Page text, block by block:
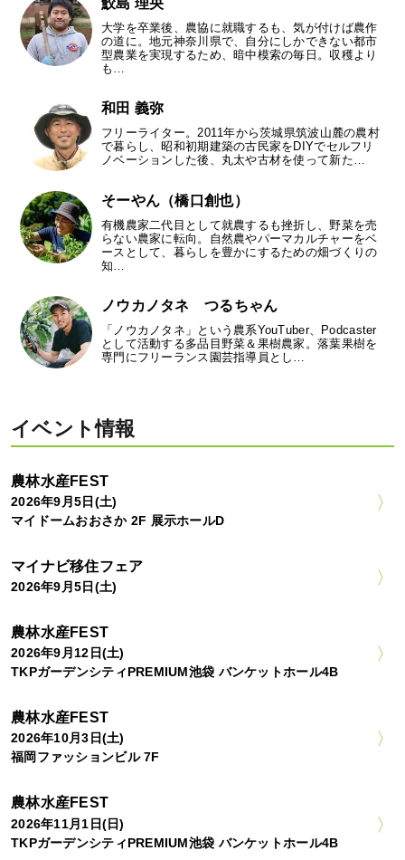
大学を卒業後、農協に就職するも、気が付けば農作
の道に。地元神奈川県で、自分にしかできない都市
型農業を実現するため、暗中模索の毎日。収穫より
も…
和田 義弥
フリーライター。2011年から茨城県筑波山麓の農村
で暮らし、昭和初期建築の古民家をDIYでセルフリ
ノベーションした後、丸太や古材を使って新た…
そーやん（橋口創也）
有機農家二代目として就農するも挫折し、野菜を売
らない農家に転向。自然農やパーマカルチャーをベ
ースとして、暮らしを豊かにするための畑づくりの
知…
ノウカノタネ つるちゃん
「ノウカノタネ」という農系YouTuber、Podcaster
として活動する多品目野菜＆果樹農家。落葉果樹を
専門にフリーランス園芸指導員とし…
イベント情報
農林水産FEST
2026年9月5日(土)
マイドームおおさか 2F 展示ホールD
マイナビ移住フェア
2026年9月5日(土)
農林水産FEST
2026年9月12日(土)
TKPガーデンシティPREMIUM池袋 バンケットホール4B
農林水産FEST
2026年10月3日(土)
福岡ファッションビル 7F
農林水産FEST
2026年11月1日(日)
TKPガーデンシティPREMIUM池袋 バンケットホール4B